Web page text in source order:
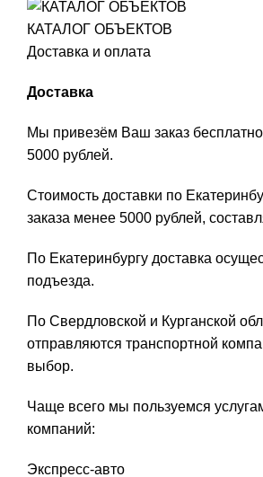
КАТАЛОГ ОБЪЕКТОВ
Доставка и оплата
Доставка
Мы привезём Ваш заказ бесплатно
5000 рублей.
Стоимость доставки по
заказа менее 5000 рублей,
По Екатеринбургу доставка
подъезда.
По Свердловской и Курганской
отправляются транспортной
выбор.
Чаще всего мы пользуемся
компаний:
Экспресс-авто